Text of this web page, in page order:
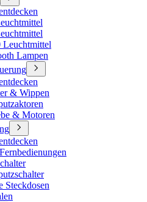
Leuchtmittel
Lampen
& Wippen
& Motoren
Steckdosen